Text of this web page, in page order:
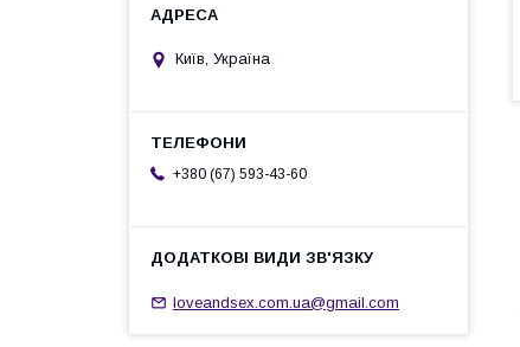
Київ, Україна
+380 (67) 593-43-60
loveandsex.com.ua@gmail.com